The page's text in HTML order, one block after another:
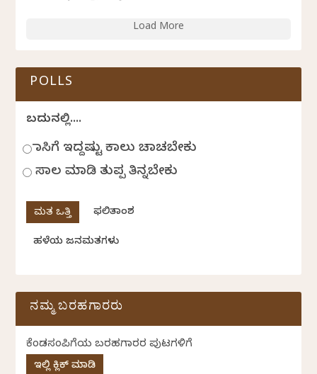
Load More
POLLS
ಬದುಕಿನಲ್ಲಿ....
ಹಾಸಿಗೆ ಇದ್ದಷ್ಟು ಕಾಲು ಚಾಚಬೇಕು
ಸಾಲ ಮಾಡಿ ತುಪ್ಪ ತಿನ್ನಬೇಕು
ಫಲಿತಾಂಶ
ಹಳೆಯ ಜನಮತಗಳು
ನಮ್ಮ ಬರಹಗಾರರು
ಕೆಂಡಸಂಪಿಗೆಯ ಬರಹಗಾರರ ಪುಟಗಳಿಗೆ
ಇಲ್ಲಿ ಕ್ಲಿಕ್ ಮಾಡಿ